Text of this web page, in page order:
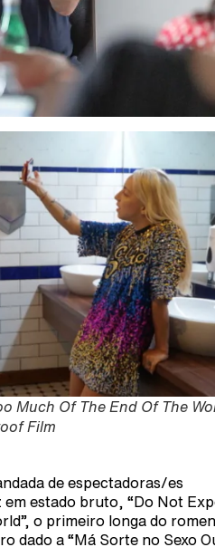
Much Of The End Of The
Film
de espectadoras/es
estado bruto, “Do Not
o primeiro longa do
dado a “Má Sorte no Sexo